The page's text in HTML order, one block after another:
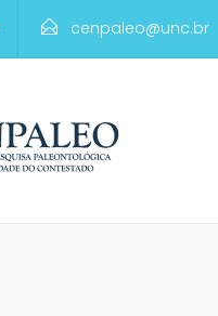
cenpaleo@unc.br